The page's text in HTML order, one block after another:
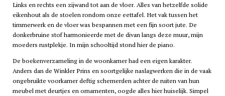
Links en rechts een zijwand tot aan de vloer. Alles van hetzelfde solide
eikenhout als de stoelen rondom onze eettafel. Het vak tussen het
timmerwerk en de vloer was bespannen met een fijn soort jute. De
donkerbruine stof harmonieerde met de divan langs deze muur, mijn
moeders rustplekje. In mijn schooltijd stond hier de piano.
De boekenverzameling in de woonkamer had een eigen karakter.
Anders dan de Winkler Prins en soortgelijke naslagwerken die in de vaak
ongebruikte voorkamer deftig schemerden achter de ruiten van hun
meubel met deurtjes en ornamenten, oogde alles hier huiselijk. Simpel